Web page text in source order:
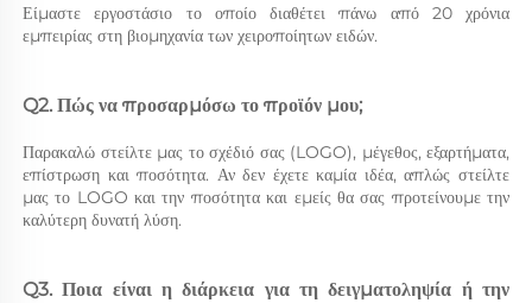
Είμαστε εργοστάσιο το οποίο διαθέτει πάνω από 20 χρόνια
εμπειρίας στη βιομηχανία των χειροποίητων ειδών.
Q2. Πώς να προσαρμόσω το προϊόν μου;
Παρακαλώ στείλτε μας το σχέδιό σας (LOGO), μέγεθος, εξαρτήματα,
επίστρωση και ποσότητα. Αν δεν έχετε καμία ιδέα, απλώς στείλτε
μας το LOGO και την ποσότητα και εμείς θα σας προτείνουμε την
καλύτερη δυνατή λύση.
Q3. Ποια είναι η διάρκεια για τη δειγματοληψία ή την